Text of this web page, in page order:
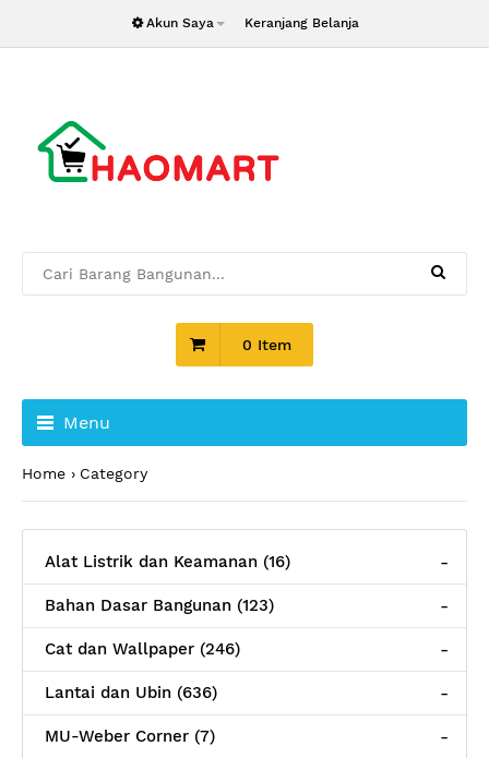
Akun Saya Keranjang Belanja
0 Item
Menu
Home Category
Alat Listrik dan Keamanan (16) -
Bahan Dasar Bangunan (123) -
Cat dan Wallpaper (246) -
Lantai dan Ubin (636) -
MU-Weber Corner (7) -